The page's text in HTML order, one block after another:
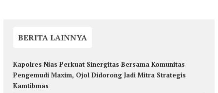
BERITA LAINNYA
Kapolres Nias Perkuat Sinergitas Bersama Komunitas
Pengemudi Maxim, Ojol Didorong Jadi Mitra Strategis
Kamtibmas